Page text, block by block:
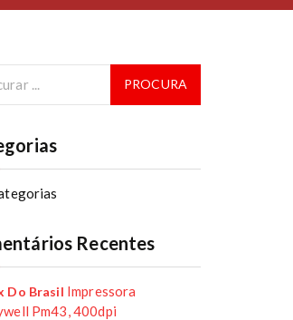
Recentes
Do Brasil Impressora
Pm43, 400dpi